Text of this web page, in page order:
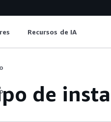
Recursos de IA
de